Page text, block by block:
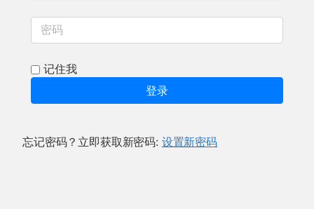
密码
记住我
登录
忘记密码？立即获取新密码: 设置新密码